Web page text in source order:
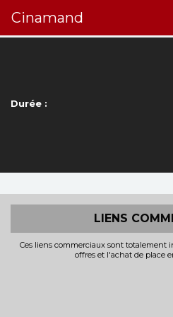
Cinamand
Durée :
LIENS
Ces liens commerciaux sont totalement
offres et l'achat de place